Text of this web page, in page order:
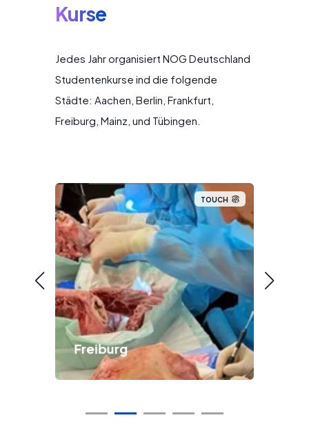
Kurse
Jedes Jahr organisiert NOG Deutschland
Studentenkurse ind die folgende
Städte: Aachen, Berlin, Frankfurt,
Freiburg, Mainz, und Tübingen.
TOUCH
Freiburg